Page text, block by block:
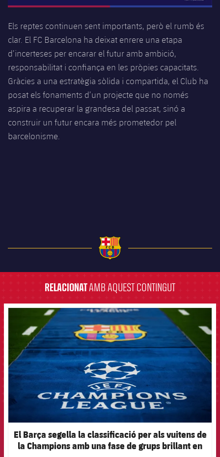
Els reptes continuen sent importants, però el rumb és
clar. El FC Barcelona ha deixat enrere una etapa
d’incerteses per encarar el futur amb ambició,
responsabilitat i confiança en les pròpies capacitats.
Gràcies a una estratègia sòlida i compartida, el Club ha
posat els fonaments d’un projecte que no només
aspira a recuperar la grandesa del passat, sinó a
construir un futur encara més prometedor pel
barcelonisme.
RELACIONATAMB AQUEST CONTINGUT
FCB Barcelona badge
El Barça segella la classificació per als vuitens de
la Champions amb una fase de grups brillant en